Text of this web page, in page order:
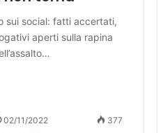
sui social: fatti accertati,
aperti sulla rapina
02/11/2022 377